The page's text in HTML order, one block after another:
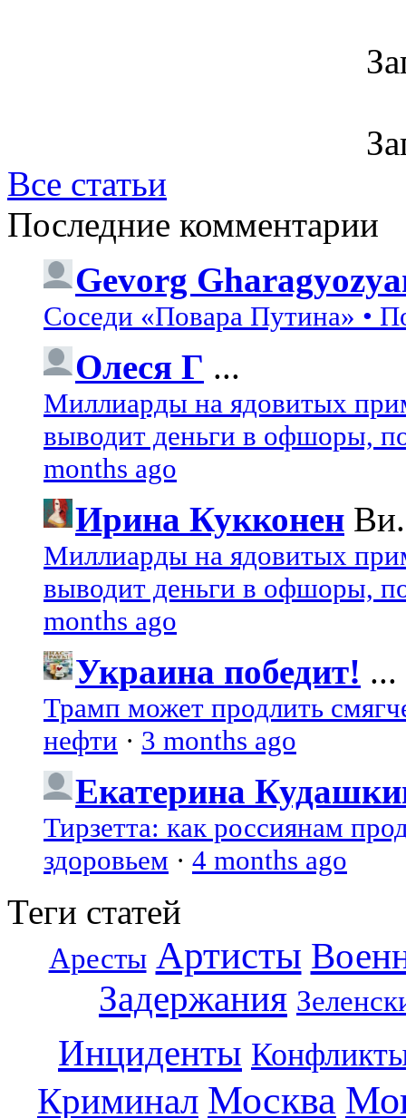
Все статьи
Последние комментарии
Gevorg
Соседи «Повара Путина» •
Олеся Г ...
Миллиарды на ядовитых
выводит деньги в офшоры,
months ago
Ирина Кукконен
Миллиарды на ядовитых
выводит деньги в офшоры,
months ago
Украина победит! ...
Трамп может продлить
нефти · 3 months ago
Екатерина
Тирзетта: как россиянам
здоровьем · 4 months ago
Теги статей
Аресты Артисты
Задержания
Инциденты
Криминал Москва